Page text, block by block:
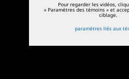
Pour regarder les vidéos,
« Paramètres des témoins » et
ciblage.
paramètres liés aux